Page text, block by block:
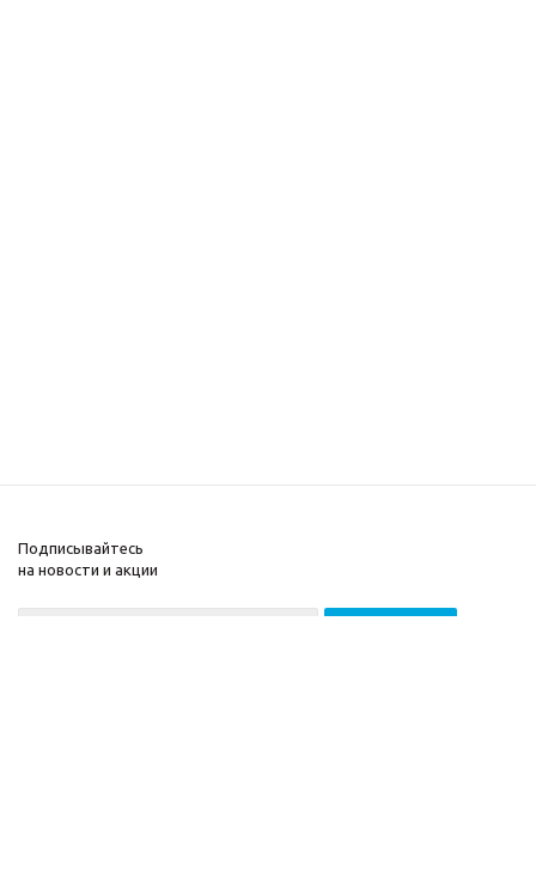
Подписывайтесь
на новости и акции